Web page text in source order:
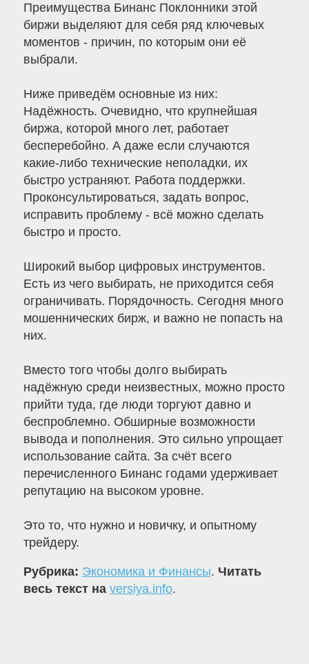
Преимущества Бинанс Поклонники этой
биржи выделяют для себя ряд ключевых
моментов - причин, по которым они её
выбрали.
Ниже приведём основные из них:
Надёжность. Очевидно, что крупнейшая
биржа, которой много лет, работает
бесперебойно. А даже если случаются
какие-либо технические неполадки, их
быстро устраняют. Работа поддержки.
Проконсультироваться, задать вопрос,
исправить проблему - всё можно сделать
быстро и просто.
Широкий выбор цифровых инструментов.
Есть из чего выбирать, не приходится себя
ограничивать. Порядочность. Сегодня много
мошеннических бирж, и важно не попасть на
них.
Вместо того чтобы долго выбирать
надёжную среди неизвестных, можно просто
прийти туда, где люди торгуют давно и
беспроблемно. Обширные возможности
вывода и пополнения. Это сильно упрощает
использование сайта. За счёт всего
перечисленного Бинанс годами удерживает
репутацию на высоком уровне.
Это то, что нужно и новичку, и опытному
трейдеру.
Рубрика: Экономика и Финансы. Читать
весь текст на versiya.info.